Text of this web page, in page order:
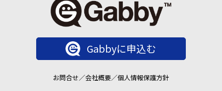
Gabbyに申込む
お問合せ／会社概要／個人情報保護方針